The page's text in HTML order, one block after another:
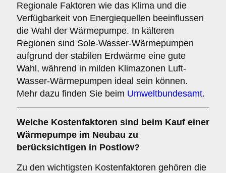
Regionale Faktoren wie das Klima und die
Verfügbarkeit von Energiequellen beeinflussen
die Wahl der Wärmepumpe. In kälteren
Regionen sind Sole-Wasser-Wärmepumpen
aufgrund der stabilen Erdwärme eine gute
Wahl, während in milden Klimazonen Luft-
Wasser-Wärmepumpen ideal sein können.
Mehr dazu finden Sie beim Umweltbundesamt.
Welche Kostenfaktoren sind beim Kauf einer
Wärmepumpe im Neubau zu
berücksichtigen in Postlow?
Zu den wichtigsten Kostenfaktoren gehören die